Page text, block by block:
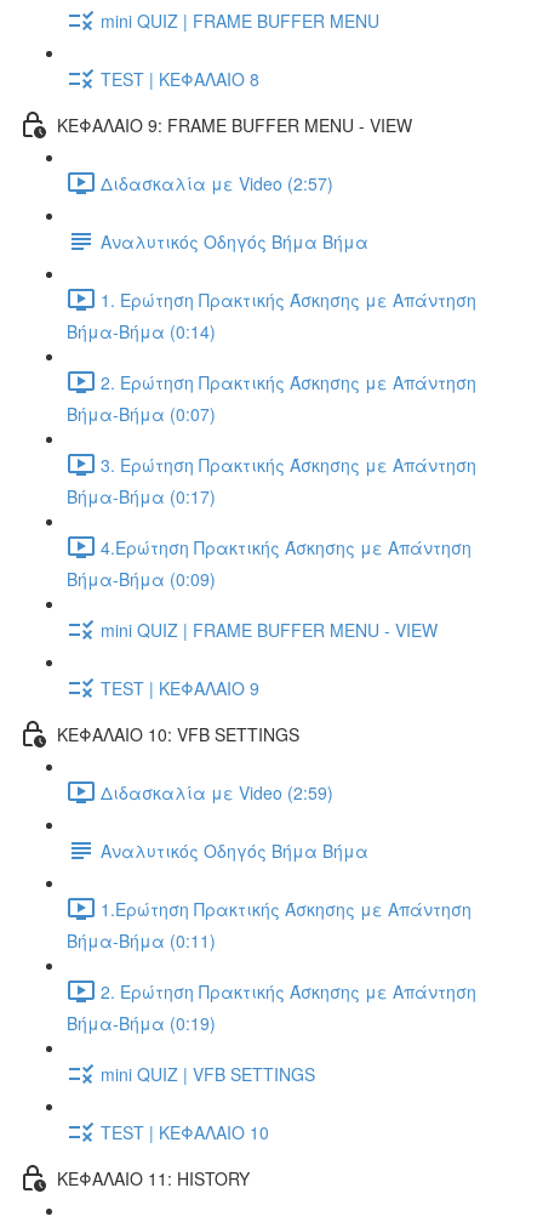
mini QUIZ | FRAME BUFFER MENU
TEST | ΚΕΦΑΛΑΙΟ 8
ΚΕΦΑΛΑΙΟ 9: FRAME BUFFER MENU - VIEW
Διδασκαλία με Video (2:57)
Αναλυτικός Οδηγός Βήμα Βήμα
1. Ερώτηση Πρακτικής Άσκησης με Απάντηση
Βήμα-Βήμα (0:14)
2. Ερώτηση Πρακτικής Άσκησης με Απάντηση
Βήμα-Βήμα (0:07)
3. Ερώτηση Πρακτικής Άσκησης με Απάντηση
Βήμα-Βήμα (0:17)
4.Ερώτηση Πρακτικής Άσκησης με Απάντηση
Βήμα-Βήμα (0:09)
mini QUIZ | FRAME BUFFER MENU - VIEW
TEST | ΚΕΦΑΛΑΙΟ 9
ΚΕΦΑΛΑΙΟ 10: VFB SETTINGS
Διδασκαλία με Video (2:59)
Αναλυτικός Οδηγός Βήμα Βήμα
1.Ερώτηση Πρακτικής Άσκησης με Απάντηση
Βήμα-Βήμα (0:11)
2. Ερώτηση Πρακτικής Άσκησης με Απάντηση
Βήμα-Βήμα (0:19)
mini QUIZ | VFB SETTINGS
TEST | ΚΕΦΑΛΑΙΟ 10
ΚΕΦΑΛΑΙΟ 11: HISTORY